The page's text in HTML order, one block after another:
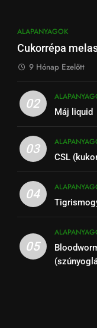
ALAPANYAGOK
Cukorrépa
9 Hónap Ezelőtt
02
Máj liquid
03
CSL
04
05